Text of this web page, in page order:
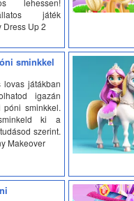
játék
Dress Up 2
sminkkel
lovas játákban
igazán
póni sminkkel.
ki a
szerint.
Makeover